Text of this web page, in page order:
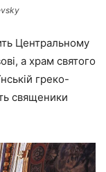
Центральному
а храм святого
греко-
священики